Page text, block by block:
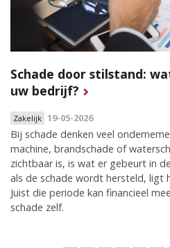
Schade door stilstand:
uw bedrijf?
Zakelijk 19-05-2026
Bij schade denken veel
machine, brandschade of
zichtbaar is, is wat er gebeurt in
als de schade wordt hersteld, ligt
Juist die periode kan financieel
schade zelf.